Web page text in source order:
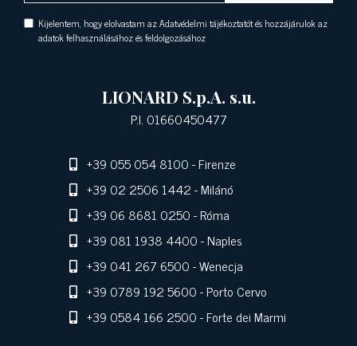
Kijelentem, hogy elolvastam az Adatvédelmi tájékoztatót és hozzájárulok az
adatok felhasználásához és feldolgozásához
LIONARD S.p.A. s.u.
P.I. 01660450477
+39 055 054 8100- Firenze
+39 02 2506 1442- Milánó
+39 06 8681 0250- Róma
+39 081 1938 4400- Naples
+39 041 267 6500- Wenecja
+39 0789 192 5600- Porto Cervo
+39 0584 166 2500- Forte dei Marmi